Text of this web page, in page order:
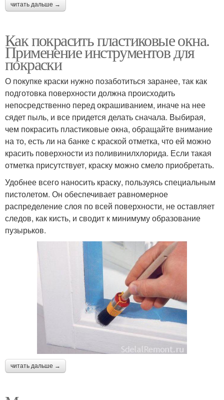
читать дальше →
Как покрасить пластиковые окна.
Применение инструментов для
покраски
О покупке краски нужно позаботиться заранее, так как
подготовка поверхности должна происходить
непосредственно перед окрашиванием, иначе на нее
сядет пыль, и все придется делать сначала. Выбирая,
чем покрасить пластиковые окна, обращайте внимание
на то, есть ли на банке с краской отметка, что ей можно
красить поверхности из поливинилхлорида. Если такая
отметка присутствует, краску можно смело приобретать.
Удобнее всего наносить краску, пользуясь специальным
пистолетом. Он обеспечивает равномерное
распределение слоя по всей поверхности, не оставляет
следов, как кисть, и сводит к минимуму образование
пузырьков.
читать дальше →